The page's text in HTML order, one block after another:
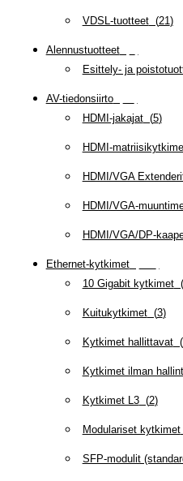
VDSL-tuotteet(21)
Alennustuotteet(
Esittely- ja
AV-tiedonsiirto(
HDMI-jakajat(5)
HDMI-
HDMI/VGA
HDMI/VGA-
HDMI/VGA/DP-
Ethernet-kytkimet(
10 Gigabit kytkimet(
Kuitukytkimet(3)
Kytkimet hallittavat(
Kytkimet ilman
Kytkimet L3(2)
Modulariset kytkimet
SFP-modulit